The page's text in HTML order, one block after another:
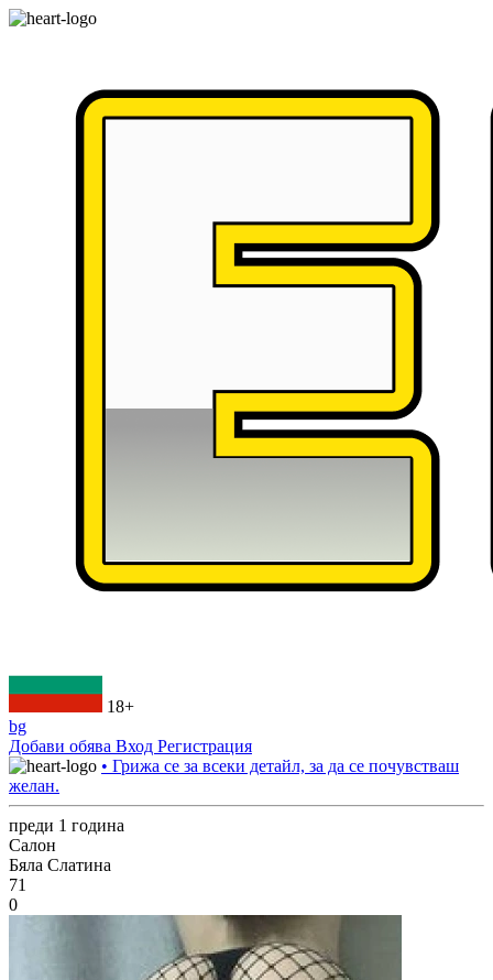
18+
bg
Добави обява Вход Регистрация
• Грижа се за всеки детайл, за да се почувстваш
желан.
преди 1 година
Салон
Бяла Слатина
71
0